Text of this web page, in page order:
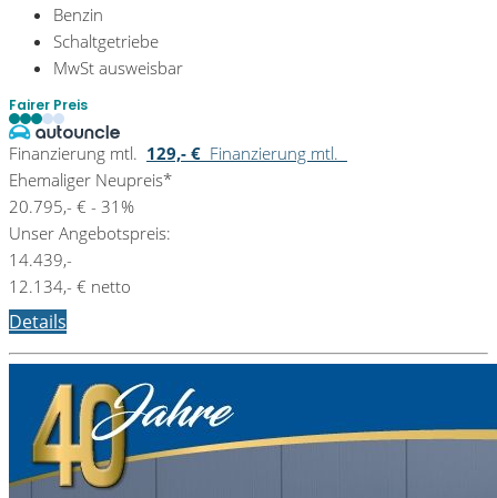
Benzin
Schaltgetriebe
MwSt ausweisbar
Fairer Preis
Finanzierung mtl. 129,- € Finanzierung mtl.
Ehemaliger Neupreis*
20.795,- € - 31%
Unser Angebotspreis:
14.439,-
12.134,- € netto
Details